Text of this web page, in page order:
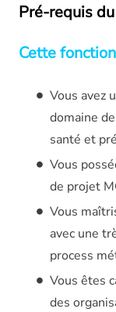
Pré-requis
Cette
Vous avez
domaine
santé et
Vous
de projet
Vous
avec une
process
Vous êtes
des